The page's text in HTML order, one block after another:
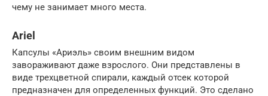
чему не занимает много места.
Ariel
Капсулы «Ариэль» своим внешним видом
завораживают даже взрослого. Они представлены в
виде трехцветной спирали, каждый отсек которой
предназначен для определенных функций. Это сделано